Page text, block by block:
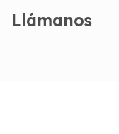
Llámanos